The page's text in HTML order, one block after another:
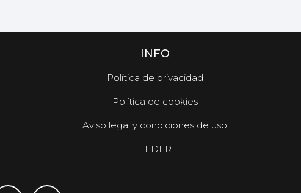
INFO
Política de privacidad
Política de cookies
Aviso legal y condiciones de uso
FEDER